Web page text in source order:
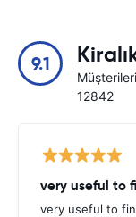
9.1
12842
very useful to
very useful to